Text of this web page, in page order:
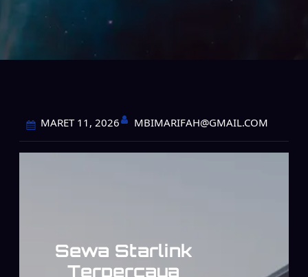
MARET 11, 2026 MBIMARIFAH@GMAIL.COM
Sewa Starlink
Terpercaya